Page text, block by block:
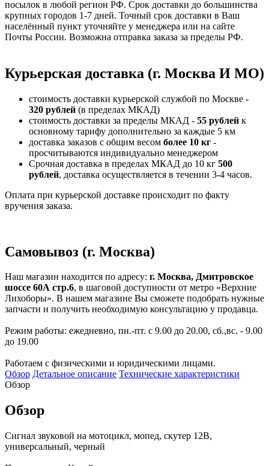
посылок в любой регион РФ. Срок доставки до большинства
крупных городов 1-7 дней. Точный срок доставки в Ваш
населённый пункт уточняйте у менеджера или на сайте
Почты России. Возможна отправка заказа за пределы РФ.
Курьерская доставка (г. Москва И МО)
стоимость доставки курьерской службой по Москве -
320 рублей (в пределах МКАД)
стоимость доставки за пределы МКАД - 55 рублей к
основному тарифу дополнительно за каждые 5 км
доставка заказов с общим весом более 10 кг -
просчитываются индивидуально менеджером
Срочная доставка в пределах МКАД до 10 кг 500
рублей, доставка осуществляется в течении 3-4 часов.
Оплата при курьерской доставке происходит по факту
вручения заказа.
Самовывоз (г. Москва)
Наш магазин находится по адресу: г. Москва, Дмитровское
шоссе 60А стр.6, в шаговой доступности от метро «Верхние
Лихоборы». В нашем магазине Вы сможете подобрать нужные
запчасти и получить необходимую консультацию у продавца.
Режим работы: ежедневно, пн.-пт. с 9.00 до 20.00, сб.,вс. - 9.00
до 19.00
Работаем с физическими и юридическими лицами.
Обзор Детальное описание Технические характеристики
Обзор
Обзор
Сигнал звуковой на мотоцикл, мопед, скутер 12В,
универсальный, черный